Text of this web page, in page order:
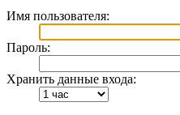
Имя пользователя:
Пароль:
Хранить данные входа: